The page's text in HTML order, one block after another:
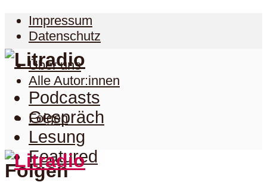
Impressum
Datenschutz
Über uns
Alle Autor:innen
Folgen
Folgen
Podcasts
Gespräch
Lesung
Featured